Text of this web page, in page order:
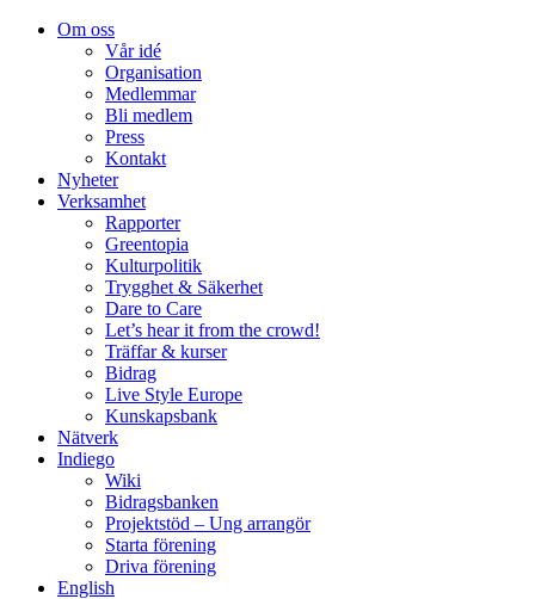
Om oss
Vår idé
Organisation
Medlemmar
Bli medlem
Press
Kontakt
Nyheter
Verksamhet
Rapporter
Greentopia
Kulturpolitik
Trygghet & Säkerhet
Dare to Care
Let’s hear it from the crowd!
Träffar & kurser
Bidrag
Live Style Europe
Kunskapsbank
Nätverk
Indiego
Wiki
Bidragsbanken
Projektstöd – Ung arrangör
Starta förening
Driva förening
English